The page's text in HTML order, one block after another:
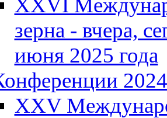
XXVI
зерна - вчера,
июня 2025 года
2024
XXV